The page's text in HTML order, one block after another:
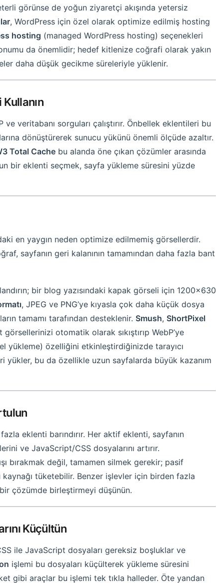
görünse de yoğun ziyaretçi akışında yetersiz
, WordPress için özel olarak optimize edilmiş hosting
hosting (managed WordPress hosting) seçenekleri
da önemlidir; hedef kitlenize coğrafi olarak yakın
daha düşük gecikme süreleriyle yüklenir.
veritabanı sorguları çalıştırır. Önbellek eklentileri bu
dönüştürerek sunucu yükünü önemli ölçüde azaltır.
Total Cache bu alanda öne çıkan çözümler arasında
bir eklenti seçmek, sayfa yükleme süresini yüzde
en yaygın neden optimize edilmemiş görsellerdir.
sayfanın geri kalanının tamamından daha fazla bant
bir blog yazısındaki kapak görseli için 1200×630
, JPEG ve PNG’ye kıyasla çok daha küçük dosya
tamamı tarafından desteklenir. Smush, ShortPixel
otomatik olarak sıkıştırıp WebP’ye
yükleme) özelliğini etkinleştirdiğinizde tarayıcı
yükler, bu da özellikle uzun sayfalarda büyük kazanım
eklenti barındırır. Her aktif eklenti, sayfanın
ve JavaScript/CSS dosyalarını artırır.
bırakmak değil, tamamen silmek gerekir; pasif
tüketebilir. Benzer işlevler için birden fazla
çözümde birleştirmeyi düşünün.
Küçültün
ile JavaScript dosyaları gereksiz boşluklar ve
işlemi bu dosyaları küçülterek yükleme süresini
gibi araçlar bu işlemi tek tıkla halleder. Öte yandan